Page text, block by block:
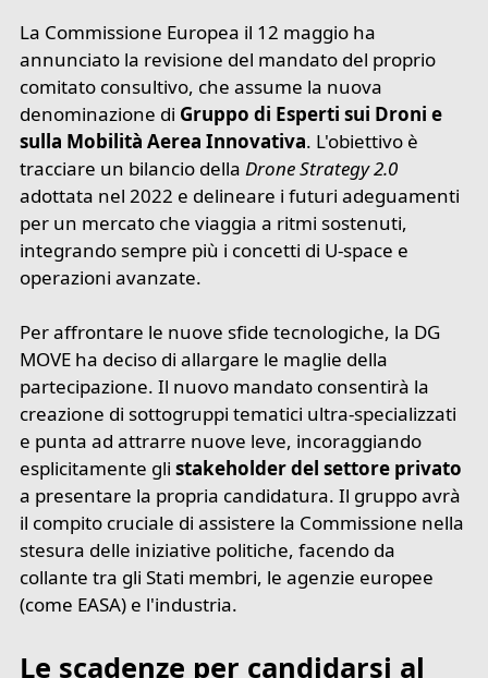
La Commissione Europea il 12 maggio ha
annunciato la revisione del mandato del proprio
comitato consultivo, che assume la nuova
denominazione di Gruppo di Esperti sui Droni e
sulla Mobilità Aerea Innovativa. L'obiettivo è
tracciare un bilancio dellaDrone Strategy 2.0
adottata nel 2022 e delineare i futuri adeguamenti
per un mercato che viaggia a ritmi sostenuti,
integrando sempre più i concetti di U-space e
operazioni avanzate.
Per affrontare le nuove sfide tecnologiche, la DG
MOVE ha deciso di allargare le maglie della
partecipazione. Il nuovo mandato consentirà la
creazione di sottogruppi tematici ultra-specializzati
e punta ad attrarre nuove leve, incoraggiando
esplicitamente glistakeholder del settore privato
a presentare la propria candidatura. Il gruppo avrà
il compito cruciale di assistere la Commissione nella
stesura delle iniziative politiche, facendo da
collante tra gli Stati membri, le agenzie europee
(come EASA) e l'industria.
Le scadenze per candidarsi al